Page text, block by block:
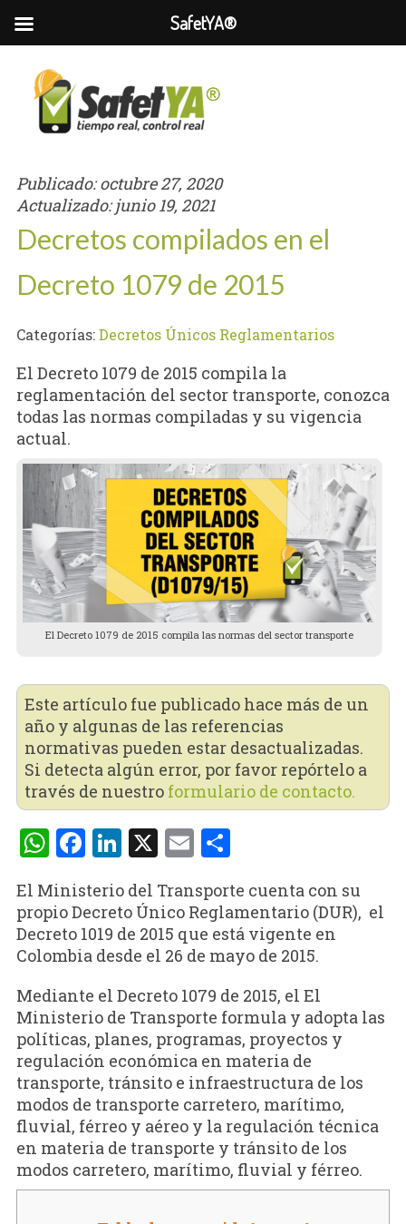
Publicado:octubre 27, 2020
Actualizado:junio 19, 2021
Decretos compilados en el
Decreto 1079 de 2015
Categorías:Decretos Únicos Reglamentarios
El Decreto 1079 de 2015 compila la
reglamentación del sector transporte, conozca
todas las normas compiladas y su vigencia
actual.
El Decreto 1079 de 2015 compila las normas del sector transporte
Este artículo fue publicado hace más de un
año y algunas de las referencias
normativas pueden estar desactualizadas.
Si detecta algún error, por favor repórtelo a
través de nuestro formulario de contacto.
WhatsApp
Facebook
LinkedIn
X EmailCompartir
El Ministerio del Transporte cuenta con su
propio Decreto Único Reglamentario (DUR), el
Decreto 1019 de 2015 que está vigente en
Colombia desde el 26 de mayo de 2015.
Mediante el Decreto 1079 de 2015, el El
Ministerio de Transporte formula y adopta las
políticas, planes, programas, proyectos y
regulación económica en materia de
transporte, tránsito e infraestructura de los
modos de transporte carretero, marítimo,
fluvial, férreo y aéreo y la regulación técnica
en materia de transporte y tránsito de los
modos carretero, marítimo, fluvial y férreo.
SafetYA®